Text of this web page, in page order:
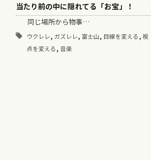
当たり前の中に隠れてる「お宝」！
同じ場所から物事…
ウクレレ, ガズレレ, 富士山, 目線を変える , 視
点を変える , 音楽